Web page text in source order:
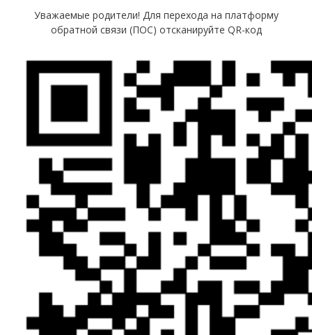
Уважаемые родители! Для перехода на платформу
обратной связи (ПОС) отсканируйте QR-код